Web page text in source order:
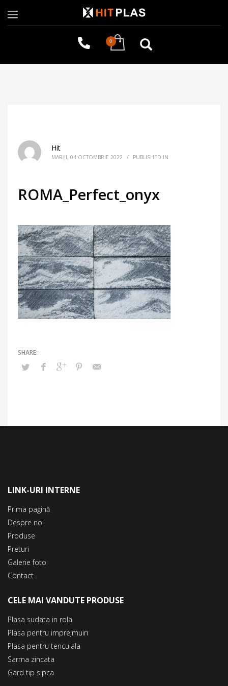
Hit
MARȚI, 04 OCTOMBRIE 2022 / PUBLISHED IN
ROMA_Perfect_onyx
LINK-URI INTERNE
Prima pagină
Despre noi
Produse
Preturi
Galerie foto
Contact
CELE MAI VANDUTE PRODUSE
Plasa sudata in rola
Plasa pentru imprejmuiri
Plasa pentru tencuiala
Sarma zincata
Gard tip sipca